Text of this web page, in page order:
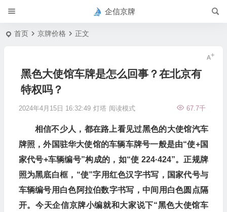
企信京牌
首页 京牌价格 正文
黑色大使馆车牌是怎么回事？在北京有
特权吗？
2024年4月15日 16:32:49 灯塔 67.7千
阅读模式
相信不少人，都在路上看见过黑色的大使馆汽车
牌照，外国驻华大使馆的车辆车牌号一般是由“使+国
家代号+车辆编号”构成的，如“使 224·424”。正规牌
照为黑底白框，“使”字用红色汉字书写，国家代号与
车辆编号用白色阿拉伯数字书写，中间用白色圆点隔
开。今天企信京牌小编就和大家说下“黑色大使馆车